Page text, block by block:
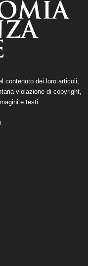
contenuto dei loro articoli,
violazione di copyright,
e testi.